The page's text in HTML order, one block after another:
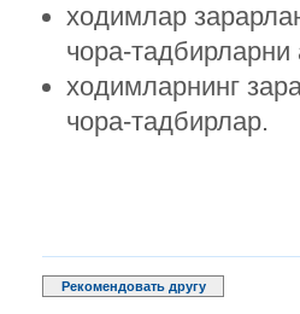
ходимлар
чора-
ходимларнинг
чора-тадбирлар.
Рекомендовать другу